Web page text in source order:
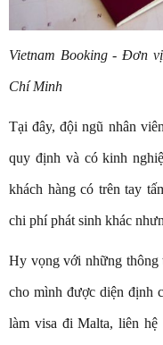
Vietnam Booking - Đơn
Chí Minh
Tại đây, đội ngũ nhân
quy định và có kinh
khách hàng có trên tay
chi phí phát sinh khác
Hy vọng với những thông
cho mình được diện định
làm visa đi Malta, liên hệ